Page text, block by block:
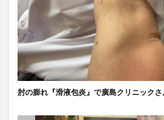
肘の膨れ『滑液包炎』で廣島クリニックさ